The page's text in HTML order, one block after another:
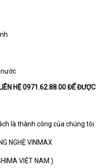
nước
HỆ 0971.62.88.00 ĐỂ
là thành công của chúng tôi
NGHỆ VINMAX
VIỆT NAM )